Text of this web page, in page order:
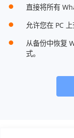
直接将所有
允许您在 PC
从备份中恢复
式。